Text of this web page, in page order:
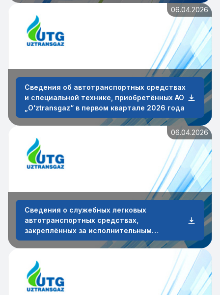
«O‘ztransgaz» по состоянию на 30 июня
2026 года.
06.04.2026
Сведения об автотранспортных средствах
и специальной технике, приобретённых АО
„O‘ztransgaz“ в первом квартале 2026 года
06.04.2026
Сведения о служебных легковых
автотранспортных средствах,
закреплённых за исполнительным
аппаратом и сотрудниками АО
„O‘ztransgaz“ по состоянию на 31 марта
2026 года